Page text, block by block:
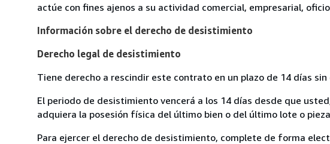
actúe con fines ajenos a su actividad comercial, empresarial,
Información sobre el derecho de desistimiento
Derecho legal de desistimiento
Tiene derecho a rescindir este contrato en un plazo de 14 días
El periodo de desistimiento vencerá a los 14 días desde que
adquiera la posesión física del último bien o del último lote o
Para ejercer el derecho de desistimiento, complete de forma